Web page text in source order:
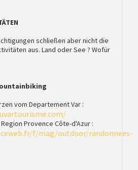
schließen aber nicht die
aus. Land oder See ? Wofür
vom Departement Var :
Provence Côte-d'Azur :
f/mag/outdoor/randonnees-